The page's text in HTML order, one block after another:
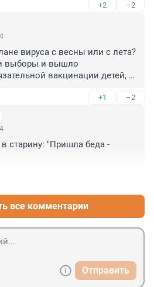
только в определённое
и соответственно в туалет.
так и дубут все болеть от
+2 –2
вируса с весны или с лета?
выборы и вышло
вакцинации детей,
+1 –2
старину: "Пришла беда -
все комментарии
Отправить